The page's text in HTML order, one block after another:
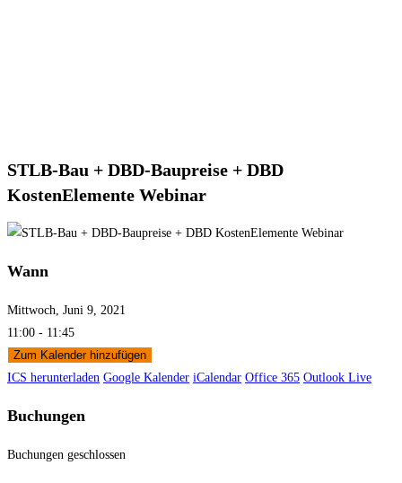
STLB-Bau + DBD-Baupreise + DBD
KostenElemente Webinar
Wann
Mittwoch, Juni 9, 2021
11:00 - 11:45
Zum Kalender hinzufügen
ICS herunterladen Google Kalender iCalendar Office 365 Outlook Live
Buchungen
Buchungen geschlossen